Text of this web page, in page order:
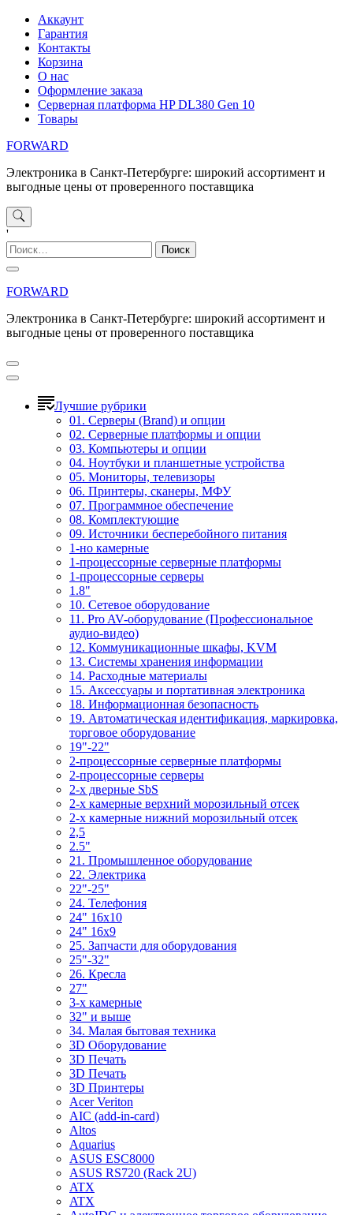
Перейти
содержимому
Аккаунт
Гарантия
Контакты
Корзина
О нас
Оформление заказа
Серверная платформа HP DL380 Gen 10
Товары
FORWARD
Электроника в Санкт-Петербурге: широкий ассортимент и
выгодные цены от проверенного поставщика
'
Найти:
FORWARD
Электроника в Санкт-Петербурге: широкий ассортимент и
выгодные цены от проверенного поставщика
Лучшие рубрики
01. Серверы (Brand) и опции
02. Серверные платформы и опции
03. Компьютеры и опции
04. Ноутбуки и планшетные устройства
05. Мониторы, телевизоры
06. Принтеры, сканеры, МФУ
07. Программное обеспечение
08. Комплектующие
09. Источники бесперебойного питания
1-но камерные
1-процессорные серверные платформы
1-процессорные серверы
1.8"
10. Сетевое оборудование
11. Pro AV-оборудование (Профессиональное
аудио-видео)
12. Коммуникационные шкафы, KVM
13. Системы хранения информации
14. Расходные материалы
15. Аксессуары и портативная электроника
18. Информационная безопасность
19. Автоматическая идентификация, маркировка,
торговое оборудование
19"-22"
2-процессорные серверные платформы
2-процессорные серверы
2-х дверные SbS
2-х камерные верхний морозильный отсек
2-х камерные нижний морозильный отсек
2,5
2.5"
21. Промышленное оборудование
22. Электрика
22"-25"
24. Телефония
24" 16x10
24" 16x9
25. Запчасти для оборудования
25"-32"
26. Кресла
27"
3-x камерные
32" и выше
34. Малая бытовая техника
3D Оборудование
3D Печать
3D Печать
3D Принтеры
Acer Veriton
AIC (add-in-card)
Altos
Aquarius
ASUS ESC8000
ASUS RS720 (Rack 2U)
ATX
ATX